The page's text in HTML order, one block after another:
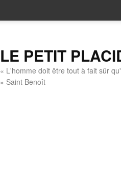
LE PETIT
« L'homme doit être tout à fait sûr
» Saint Benoît